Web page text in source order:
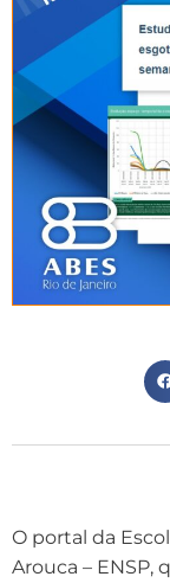
O portal da
Arouca –